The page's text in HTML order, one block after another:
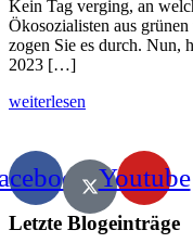
Kein Tag verging, an
Ökosozialisten aus
zogen Sie es durch. Nun,
2023 […]
weiterlesen
Youtube
Letzte Blogeinträge